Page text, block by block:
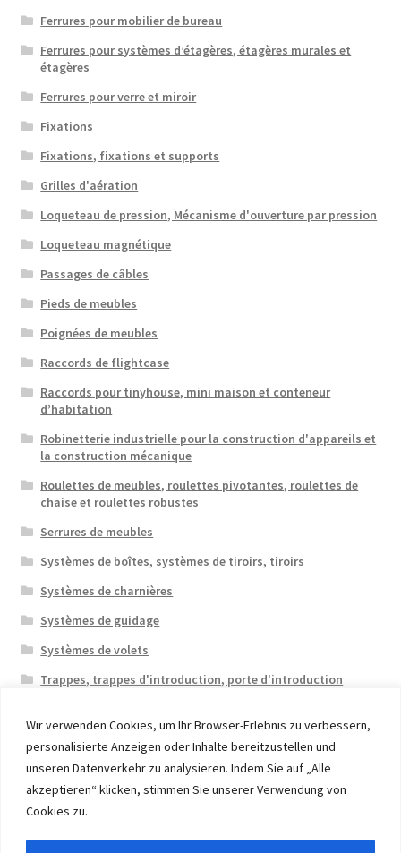
Wir verwenden Cookies, um Ihr Browser-Erlebnis zu verbessern,
personalisierte Anzeigen oder Inhalte bereitzustellen und
unseren Datenverkehr zu analysieren. Indem Sie auf „Alle
akzeptieren“ klicken, stimmen Sie unserer Verwendung von
Cookies zu.
Ferrures pour mobilier de bureau
Ferrures pour systèmes d’étagères, étagères murales et
étagères
Ferrures pour verre et miroir
Fixations
Fixations, fixations et supports
Grilles d'aération
Loqueteau de pression, Mécanisme d'ouverture par pression
Loqueteau magnétique
Passages de câbles
Pieds de meubles
Poignées de meubles
Raccords de flightcase
Raccords pour tinyhouse, mini maison et conteneur
d’habitation
Robinetterie industrielle pour la construction d'appareils et
la construction mécanique
Roulettes de meubles, roulettes pivotantes, roulettes de
chaise et roulettes robustes
Serrures de meubles
Systèmes de boîtes, systèmes de tiroirs, tiroirs
Systèmes de charnières
Systèmes de guidage
Systèmes de volets
Trappes, trappes d'introduction, porte d'introduction
© 2026 Eruon Trade UG, Germany, member of the ERUON